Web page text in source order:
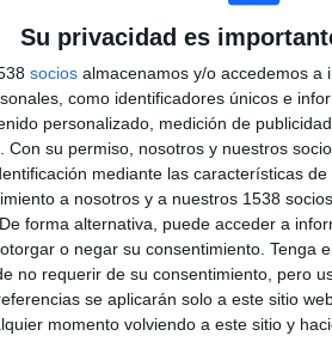
Su privacidad es
socios almacenamos y/o accedemos a
como identificadores únicos e
personalizado, medición de
Con su permiso, nosotros y nuestros
mediante las características
a nosotros y a nuestros 1538
forma alternativa, puede acceder a
o negar su consentimiento. Tenga
no requerir de su consentimiento, pero
se aplicarán solo a este sitio
momento volviendo a este sitio y
DE PAGO
TOTAL
1
COMPETICIONES
RANKING POR COMPETICIONES
ASEAN Club Championship
Ver ranking completo